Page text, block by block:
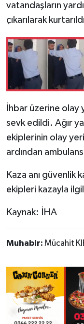
vatandaşların
çıkarılarak
İhbar üzerine olay
sevk edildi. Ağır
ekiplerinin olay
ardından
Kaza anı güvenlik
ekipleri kazayla
Kaynak: İHA
Muhabir: Mücahit